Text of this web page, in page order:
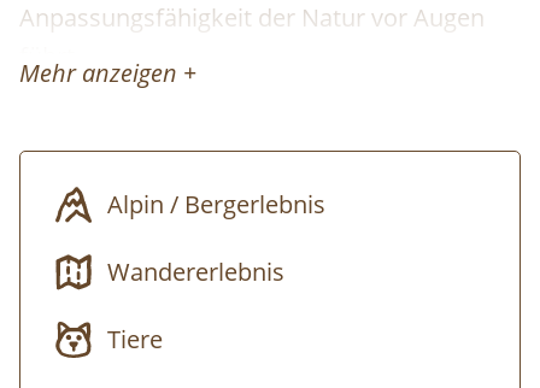
Anpassungsfähigkeit der Natur vor Augen
führt.
Mehr anzeigen +
Alpin / Bergerlebnis
Wandererlebnis
Tiere